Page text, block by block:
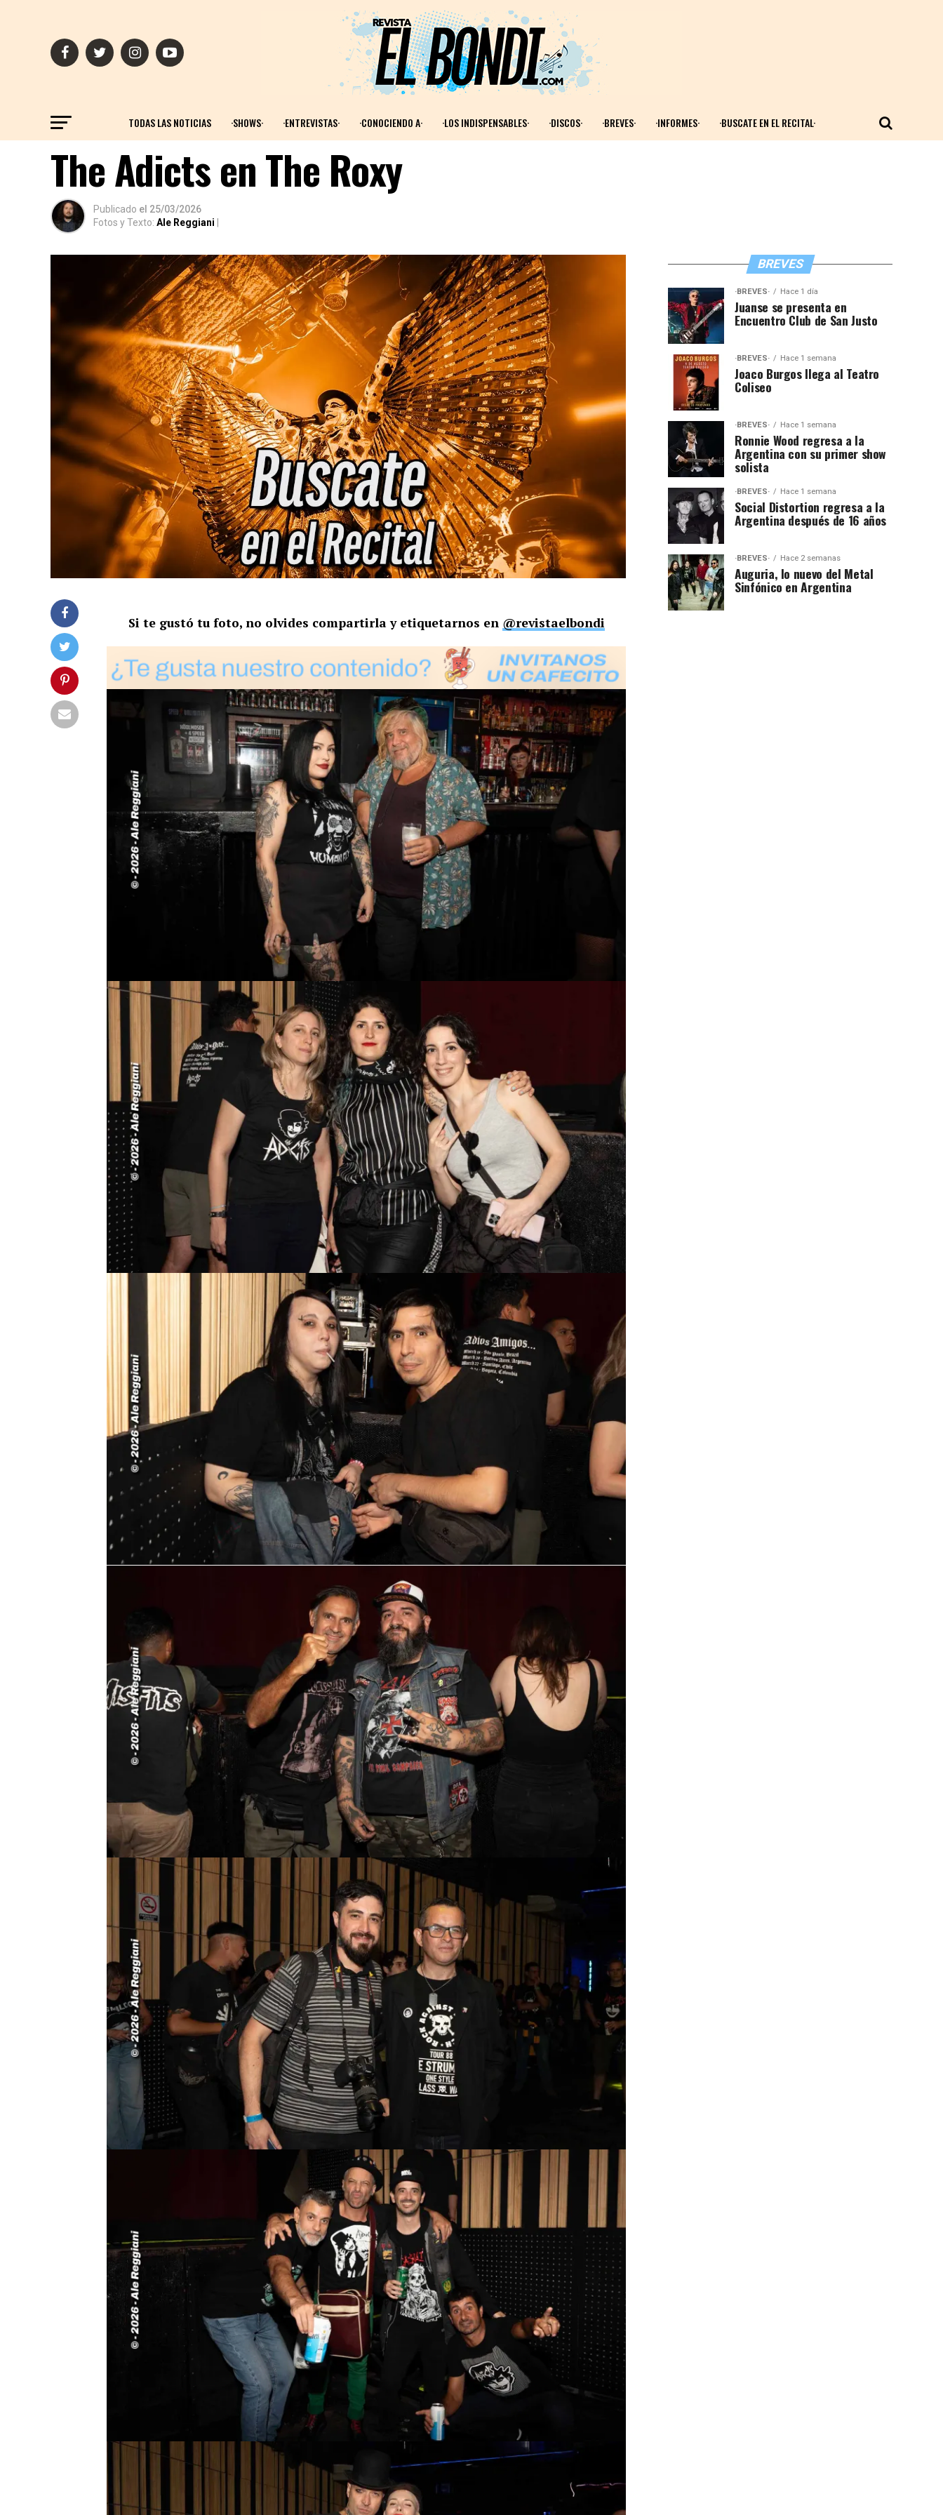
TODAS LAS NOTICIAS ·SHOWS· ·ENTREVISTAS· ·CONOCIENDO A· ·LOS INDISPENSABLES· ·DISCOS· ·BREVES· ·INFORMES· ·BUSCATE EN EL RECITAL·
The Adicts en The Roxy
Publicado el 25/03/2026
Fotos y Texto: Ale Reggiani
Si te gustó tu foto, no olvides compartirla y etiquetarnos en @revistaelbondi
BREVES
·BREVES· Hace 1 día
Juanse se presenta en
Encuentro Club de San Justo
·BREVES· Hace 1 semana
Joaco Burgos llega al Teatro
Coliseo
·BREVES· Hace 1 semana
Ronnie Wood regresa a la
Argentina con su primer show
solista
·BREVES· Hace 1 semana
Social Distortion regresa a la
Argentina después de 16 años
·BREVES· Hace 2 semanas
Auguria, lo nuevo del Metal
Sinfónico en Argentina